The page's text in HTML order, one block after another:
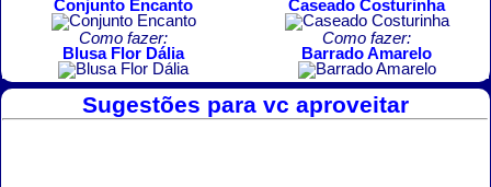
Conjunto Encanto
Caseado Costurinha
Como fazer:
Blusa Flor Dália
Como fazer:
Barrado Amarelo
Sugestões para vc aproveitar